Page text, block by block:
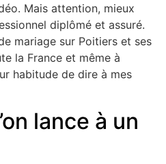
Mais attention, mieux
diplômé et assuré.
mariage sur Poitiers et ses
la France et même à
habitude de dire à mes
lance à un